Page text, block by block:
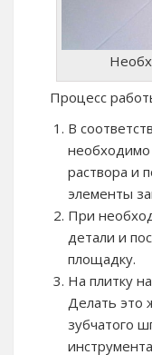
Процесс
В
необходимо
раствора и
элементы
При
детали и
площадку.
На плитку
Делать это
зубчатого